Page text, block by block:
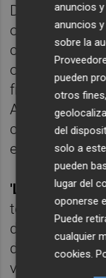
Durante la
observar e
como
organismos
fragmentos
Además, se
como cauces
el drenaje en
'Las ermitas
tendrá lugar el
dificultad y
descubrirán
vinculadas a
anuncios
anuncios
sobre la
pueden
otros
del
solo a
pueden
lugar del
oponerse
Puede
cualquier
cookies.